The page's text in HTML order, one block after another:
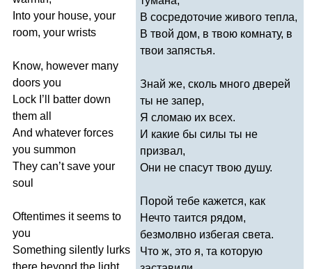
Into your house, your
room, your wrists
Know, however many
doors you
Lock ’ batter down
them all
And whatever forces
you summon
They can’t save your
soul
Oftentimes it seems to
you
Something silently lurks
there beyond the light
В сосредоточие живого тепла,
В твой дом, в твою комнату, в
твои запястья.
Знай же, сколь много дверей
ты не запер,
Я сломаю их всех.
И какие бы силы ты не
призвал,
Они не спасут твою душу.
Порой тебе кажется, как
Нечто таится рядом,
безмолвно избегая света.
Что ж, это я, та которую